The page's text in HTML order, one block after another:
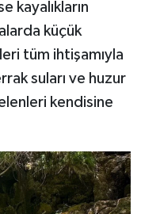
kayalıkların
küçük
tüm ihtişamıyla
suları ve huzur
kendisine